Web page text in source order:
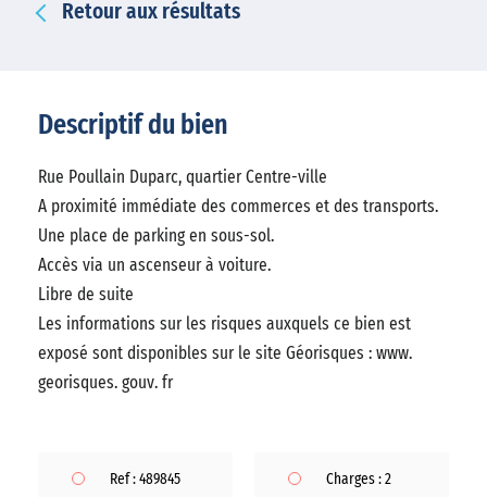
Retour aux résultats
Descriptif du bien
Rue Poullain Duparc, quartier Centre-ville
A proximité immédiate des commerces et des transports.
Une place de parking en sous-sol.
Accès via un ascenseur à voiture.
Libre de suite
Les informations sur les risques auxquels ce bien est
exposé sont disponibles sur le site Géorisques : www.
georisques. gouv. fr
Ref : 489845 Charges : 2